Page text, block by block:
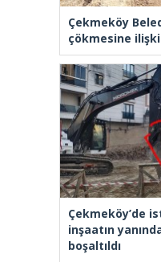
Çekmeköy
çökmesine
Çekmeköy’de
inşaatın
boşaltıldı